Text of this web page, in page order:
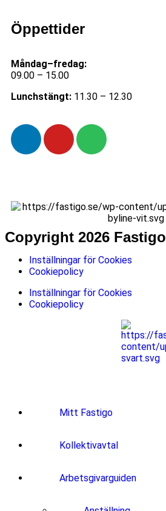
Öppettider
Måndag–fredag:
09.00 – 15.00
Lunchstängt: 11.30 – 12.30
Copyright 2026 Fastigo
Inställningar för Cookies
Cookiepolicy
Inställningar för Cookies
Cookiepolicy
Mitt Fastigo
Kollektivavtal
Arbetsgivarguiden